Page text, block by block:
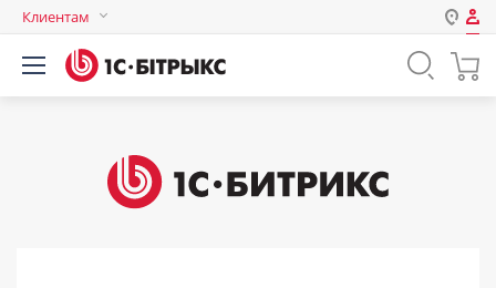
Клиентам
Авторизация
Логин